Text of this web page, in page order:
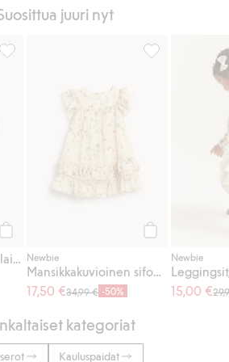
juuri nyt
Mekko, jossa englantilaista kirjontaa,
Newbie
17,50 €34,99 € -50%
Newbie
15,00 €
kategoriat
Kauluspaidat